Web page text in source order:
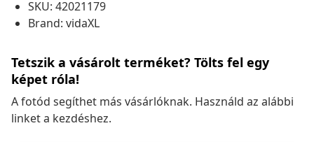
SKU: 42021179
Brand: vidaXL
Tetszik a vásárolt terméket? Tölts fel egy
képet róla!
A fotód segíthet más vásárlóknak. Használd az alábbi
linket a kezdéshez.